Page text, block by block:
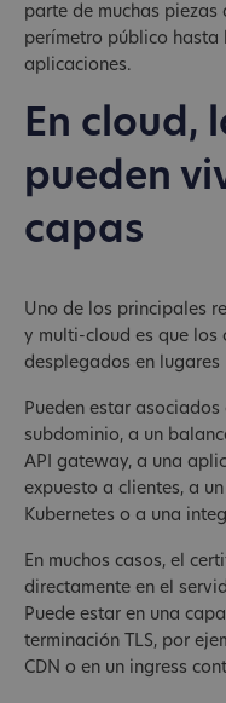
parte de muchas piezas
perímetro público hasta
aplicaciones.
En cloud,
pueden
capas
Uno de los principales
y multi-cloud es que los
desplegados en lugares
Pueden estar
subdominio, a un
API gateway, a una
expuesto a clientes, a
Kubernetes o a una
En muchos casos, el
directamente en el
Puede estar en una
terminación TLS, por
CDN o en un ingress